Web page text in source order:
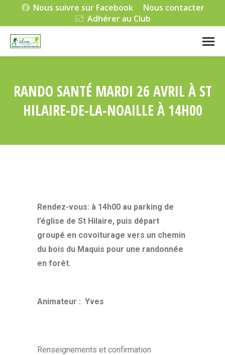
Nous suivre sur Facebook
Nous contacter
Adhérer au Club
RANDO SANTÉ MARDI 26 AVRIL À ST
HILAIRE-DE-LA-NOAILLE À 14H00
Rendez-vous: à 14h00 au parking de
l’église de St Hilaire, puis départ
groupé en covoiturage vers un chemin
du bois du Maquis pour une randonnée
en forêt.
Animateur : Yves
Renseignements et confirmation